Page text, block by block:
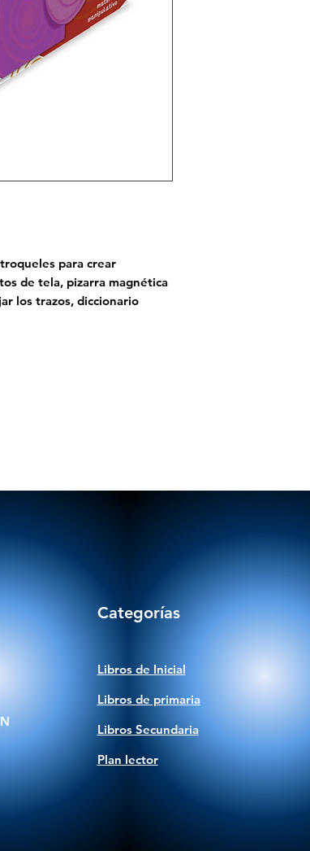
para crear
de tela, pizarra magnética
los trazos, diccionario
Categorías
Libros de Inicial
Libros de primaria
Libros Secundaria
Plan lector